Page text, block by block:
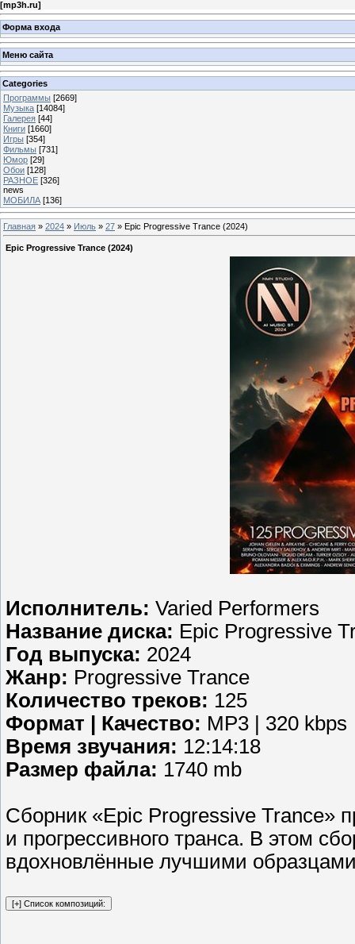
[mp3h.ru]
Форма входа
Меню сайта
Categories
Программы [2669]
Музыка [14084]
Галерея [44]
Книги [1660]
Игры [354]
Фильмы [731]
Юмор [29]
Обои [128]
РАЗНОЕ [326]
news
МОБИЛА [136]
Главная » 2024 » Июль » 27 » Epic Progressive Trance (2024)
Epic Progressive Trance (2024)
Исполнитель: Varied Performers
Название диска: Epic Progressive
Год выпуска: 2024
Жанр: Progressive Trance
Количество треков: 125
Формат | Качество: MP3 | 320 kbps
Время звучания: 12:14:18
Размер файла: 1740 mb
Сборник «Epic Progressive Trance»
и прогрессивного транса. В этом
вдохновлённые лучшими